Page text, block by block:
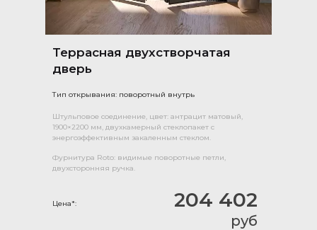
Террасная двухстворчатая
дверь
Тип открывания: поворотный внутрь
204 402
руб
Цена*:
Штульповое соединение, цвет: антрацит матовый,
1900×2200 мм, двухкамерный стеклопакет с
энергоэффективным закаленным стеклом.
Фурнитура Roto: видимые поворотные петли,
двухсторонняя ручка.